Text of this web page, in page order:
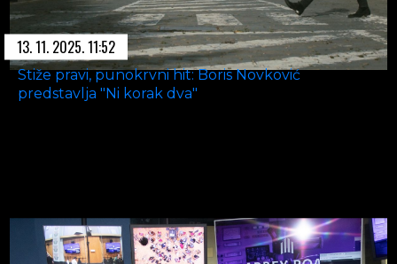
13. 11. 2025. 11:52
Stiže pravi, punokrvni hit: Boris Novković
predstavlja "Ni korak dva"